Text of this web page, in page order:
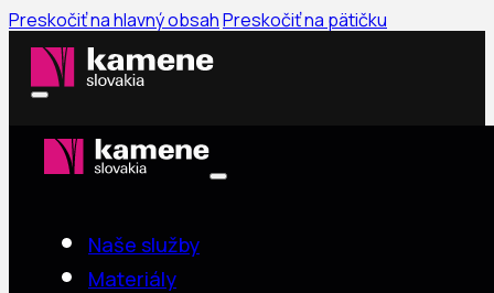
Preskočiť na hlavný obsahPreskočiť na pätičku
Naše služby
Materiály